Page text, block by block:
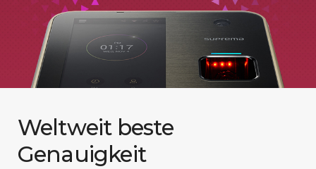
Weltweit beste
Genauigkeit